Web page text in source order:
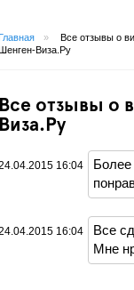
Главная »
Все отзывы о
Виза.Ру
Все отзывы о
Виза.Ру
16:04
16:04
Все
Мне